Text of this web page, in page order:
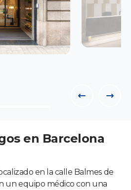
en Barcelona
en la calle Balmes de
un equipo médico con una